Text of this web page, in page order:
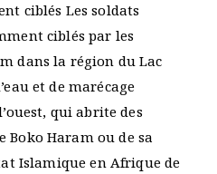
ciblés Les soldats
ciblés par les
dans la région du Lac
et de marécage
qui abrite des
Haram ou de sa
Islamique en Afrique de